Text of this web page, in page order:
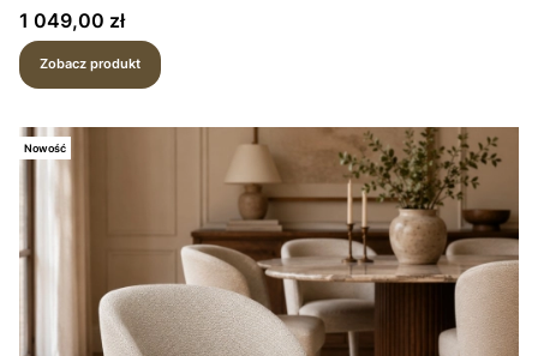
Cena
1 049,00 zł
Zobacz produkt
Nowość